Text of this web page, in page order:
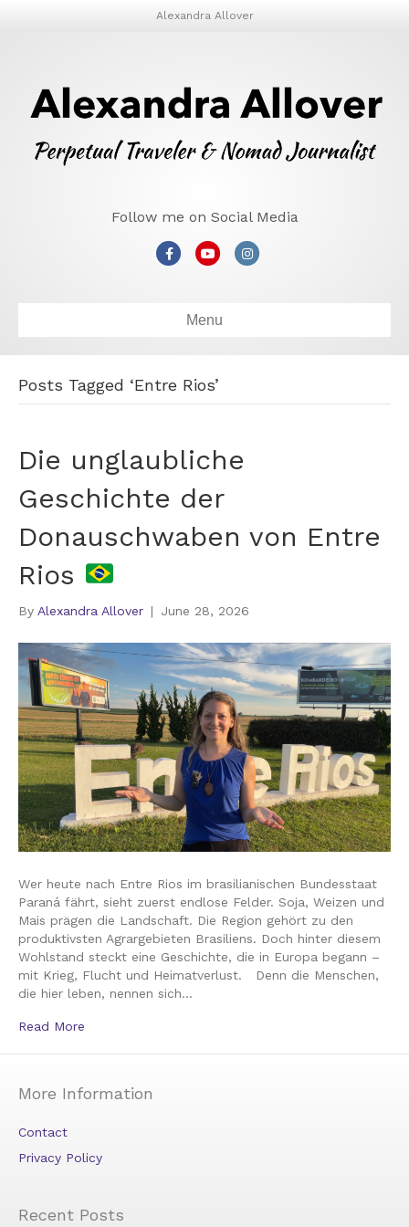
Alexandra Allover
Follow me on Social Media
FacebookYoutubeInstagram
Menu
Posts Tagged ‘Entre Rios’
Die unglaubliche
Geschichte der
Donauschwaben von Entre
Rios
By Alexandra Allover | June 28, 2026
Wer heute nach Entre Rios im brasilianischen Bundesstaat
Paraná fährt, sieht zuerst endlose Felder. Soja, Weizen und
Mais prägen die Landschaft. Die Region gehört zu den
produktivsten Agrargebieten Brasiliens. Doch hinter diesem
Wohlstand steckt eine Geschichte, die in Europa begann –
mit Krieg, Flucht und Heimatverlust. Denn die Menschen,
die hier leben, nennen sich…
Read More
More Information
Contact
Privacy Policy
Recent Posts